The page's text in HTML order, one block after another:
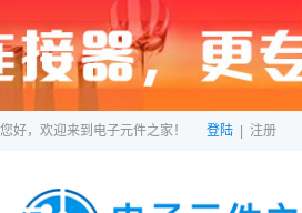
您好，欢迎来到电子元件之家！ 登陆 注册